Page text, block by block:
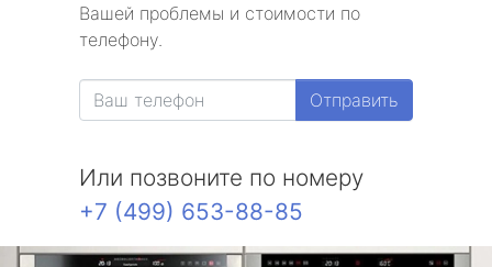
Вашей проблемы и стоимости по
телефону.
Отправить
Или позвоните по номеру
+7 (499) 653-88-85